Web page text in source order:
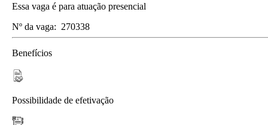
Essa vaga é para atuação presencial
Nº da vaga: 270338
Benefícios
Possibilidade de efetivação